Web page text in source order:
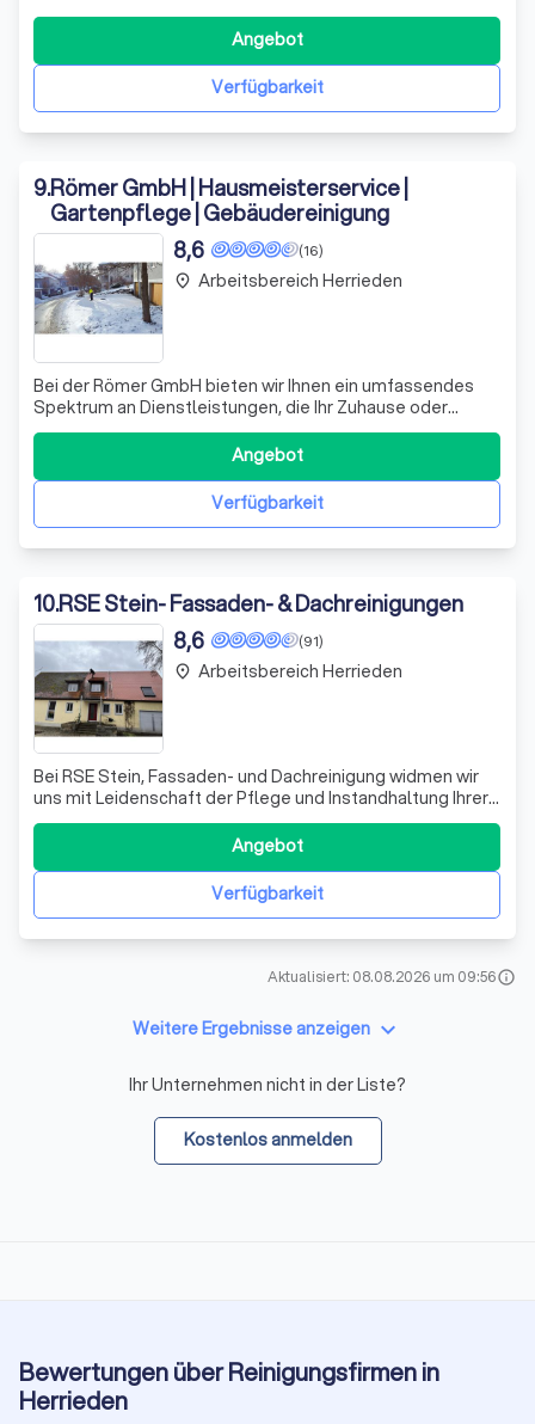
makellose Sauberkeit zu garantieren. Unsere erfahrenen
Reinigungskräfte meistern jede Herausforderung, von der
Glas- und Fassadenreinigung bis hin zu speziellen
Aufgaben wie Graffiti-Entfernung und der Reinigun
Verfügbarkeit
Angebot
9.Römer GmbH | Hausmeisterservice |
Gartenpflege | Gebäudereinigung
(16)
8,6
Bei der Römer GmbH bieten wir Ihnen ein umfassendes
Spektrum an Dienstleistungen, die Ihr Zuhause oder
Geschäftsumfeld nicht nur funktional, sondern auch
ästhetisch bereichern. Unser Angebot umfasst
professionelle Gebäudereinigung, Gartenpflege und
Hausmeisterservices, die wir mit größter Sorgfalt u
Verfügbarkeit
Angebot
place Arbeitsbereich Herrieden
10.RSE Stein- Fassaden- & Dachreinigungen
(91)
8,6
Bei RSE Stein, Fassaden- und Dachreinigung widmen wir
uns mit Leidenschaft der Pflege und Instandhaltung Ihrer
Immobilie. Unser Expertenteam setzt modernste
Technologien und umweltfreundliche
Reinigungsmethoden ein, um sicherzustellen, dass Ihr
Eigentum nicht nur sauber, sondern auch geschützt ist.
Verfügbarkeit
Angebot
place Arbeitsbereich Herrieden
Aktualisiert: 08.08.2026 um 09:56info
Weitere Ergebnisse anzeigen keyboard_arrow_down
Ihr Unternehmen nicht in der Liste?
Kostenlos anmelden
Bewertungen über Reinigungsfirmen in
Herrieden